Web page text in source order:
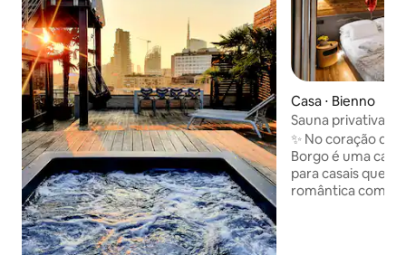
Casa ⋅ Bienno
Sauna privativa
a casa de luxo em
✨ No coração de
Borgo é uma
para casais que
romântica com